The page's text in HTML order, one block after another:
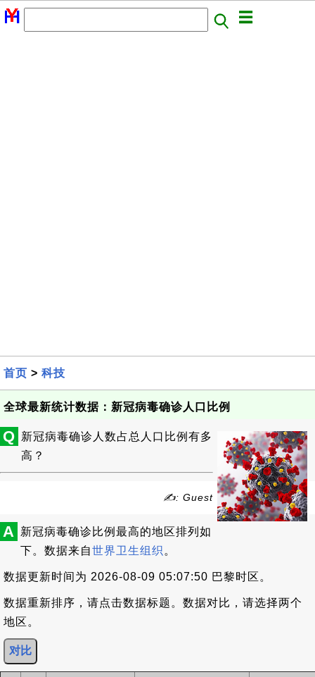
首页 > 科技
全球最新统计数据：新冠病毒确诊人口比例
Q 新冠病毒确诊人数占总人口比例有多
高？
✍: Guest
A 新冠病毒确诊比例最高的地区排列如
下。数据来自世界卫生组织 。
数据更新时间为 2026-08-09 05:07:50 巴黎时区。
数据重新排序，请点击数据标题。数据对比，请选择两个
地区。